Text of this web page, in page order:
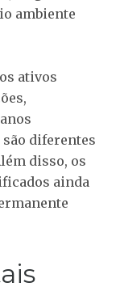
ambiente
ativos
são diferentes
disso, os
ainda